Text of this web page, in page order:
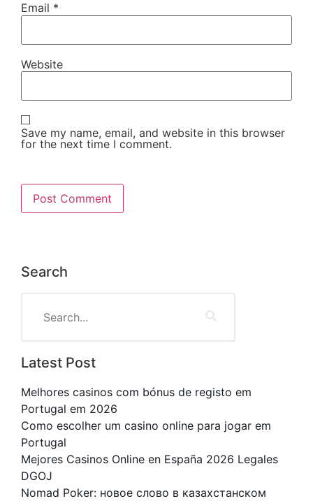
Email *
Website
Save my name, email, and website in this browser
for the next time I comment.
Search
Latest Post
Melhores casinos com bónus de registo em
Portugal em 2026
Como escolher um casino online para jogar em
Portugal
Mejores Casinos Online en España 2026 Legales
DGOJ
Nomad Poker: новое слово в казахстанском